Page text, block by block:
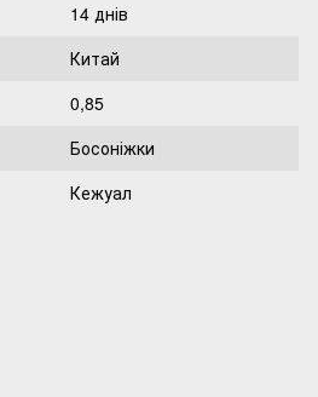
14 днів
Китай
0,85
Босоніжки
Кежуал